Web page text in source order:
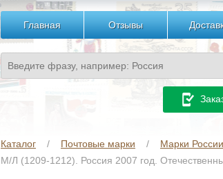
Главная Отзывы
Каталог Почтовые марки Марки
М/Л (1209-1212). Россия 2007 год.